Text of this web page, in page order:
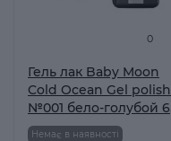
0
Гель лак Baby Moon
Cold Ocean Gel polish
№001 бело-голубой 6
мл
Немає в наявності